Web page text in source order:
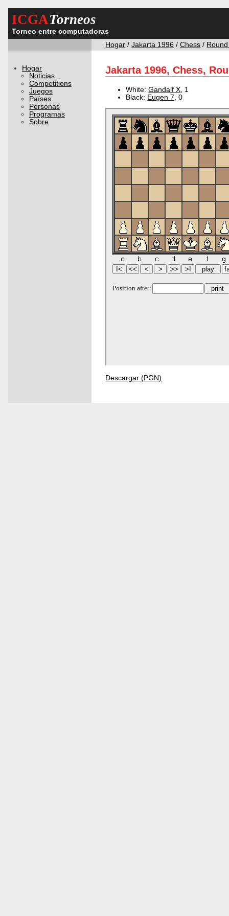
ICGATorneos
Torneo entre computadoras
Hogar /Jakarta 1996 /Chess /
Hogar
Noticias
Competitions
Juegos
Países
Personas
Programas
Sobre
Jakarta 1996, Chess,
White:Gandalf X , 1
Black: Eugen 7 , 0
Descargar (PGN)